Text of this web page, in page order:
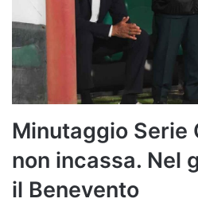
Minutaggio Serie
non incassa. Nel
il Benevento